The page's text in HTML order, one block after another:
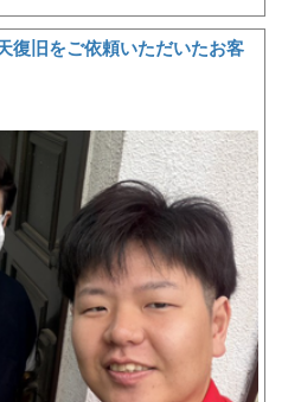
復旧をご依頼いただいたお客